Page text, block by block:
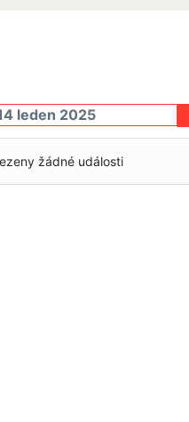
leden 2025
žádné události